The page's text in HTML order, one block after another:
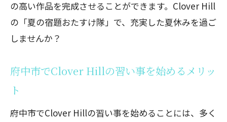
の高い作品を完成させることができます。Clover Hill
の「夏の宿題おたすけ隊」で、充実した夏休みを過ご
しませんか？
府中市でClover Hillの習い事を始めるメリッ
ト
府中市でClover Hillの習い事を始めることには、多く